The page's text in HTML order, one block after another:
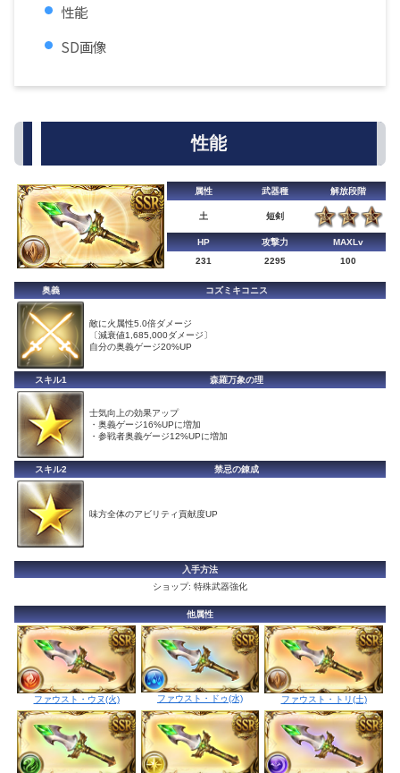
性能
SD画像
性能
属性 武器種 解放段階
土 短剣
HP 攻撃力
MAXLv
231
2295 100
奥義 コズミキコニス
敵に火属性5.0倍ダメージ
〔減衰値1,685,000ダメージ〕
自分の奥義ゲージ20%UP
スキル1 森羅万象の理
士気向上の効果アップ
・奥義ゲージ16%UPに増加
・参戦者奥義ゲージ12%UPに増加
スキル2 禁忌の錬成
味方全体のアビリティ貢献度UP
入手方法
ショップ: 特殊武器強化
他属性
ファウスト・ウヌ(火) ファウスト・ドゥ(水) ファウスト・トリ(土)